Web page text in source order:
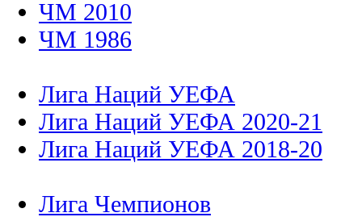
ЧМ 2010
ЧМ 1986
Лига Наций УЕФА
Лига Наций УЕФА 2020-21
Лига Наций УЕФА 2018-20
Лига Чемпионов